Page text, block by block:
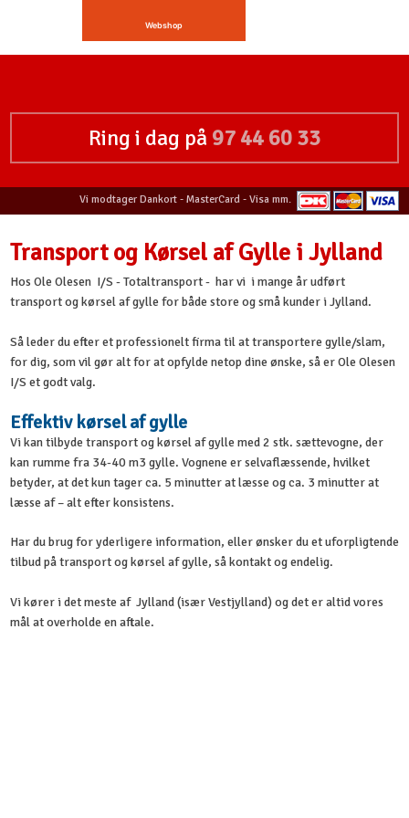
Ring i dag på 97 44 60 33
Vi modtager Dankort - MasterCard - Visa mm.
Transport og Kørsel af Gylle i Jylland​
Hos Ole Olesen I/S - Totaltransport - har vi i mange år udført
transport og kørsel af gylle for både store og små kunder i Jylland.
Så leder du efter et professionelt firma til at transportere gylle/slam,
for dig, som vil gør alt for at opfylde netop dine ønske, så er Ole Olesen
I/S et godt valg.​
Effektiv kørsel af gylle
Vi kan tilbyde transport og kørsel af gylle med 2 stk. sættevogne, der
kan rumme fra 34-40 m3 gylle. Vognene er selvaflæssende, hvilket
betyder, at det kun tager ca. 5 minutter at læsse og ca. 3 minutter at
læsse af – alt efter konsistens.
Har du brug for yderligere information, eller ønsker du et uforpligtende
tilbud på transport og kørsel af gylle, så kontakt og endelig.
Vi kører i det meste af Jylland (især Vestjylland) og det er altid vores
mål at overholde en aftale.
Webshop